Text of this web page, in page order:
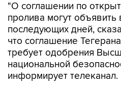
"О соглашении по
пролива могут объявить
последующих дней,
что соглашение
требует одобрения
национальной
информирует телеканал.